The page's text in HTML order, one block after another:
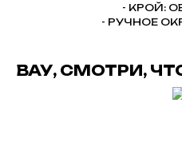
- КРОЙ:
- РУЧНОЕ
ВАУ, СМОТРИ,